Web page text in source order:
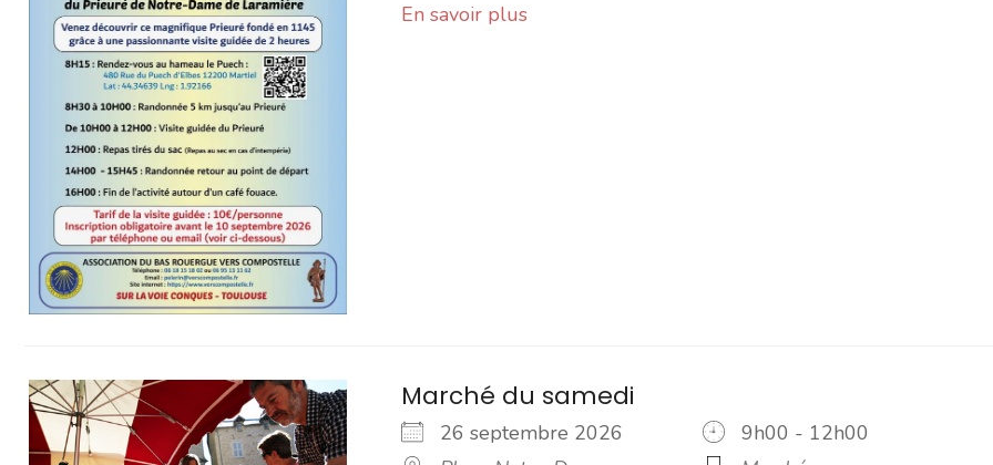
En savoir plus
Marché du samedi
26 septembre 2026
9h00 - 12h00